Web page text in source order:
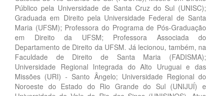
Público pela Universidade de Santa Cruz do Sul (UNISC);
Graduada em Direito pela Universidade Federal de Santa
Maria (UFSM); Professora do Programa de Pós-Graduação
em Direito da UFSM; Professora Associada do
Departamento de Direito da UFSM. Já lecionou, também, na
Faculdade de Direito de Santa Maria (FADISMA);
Universidade Regional Integrada do Alto Uruguai e das
Missões (URI) - Santo Ângelo; Universidade Regional do
Noroeste do Estado do Rio Grande do Sul (UNIJUÍ) e